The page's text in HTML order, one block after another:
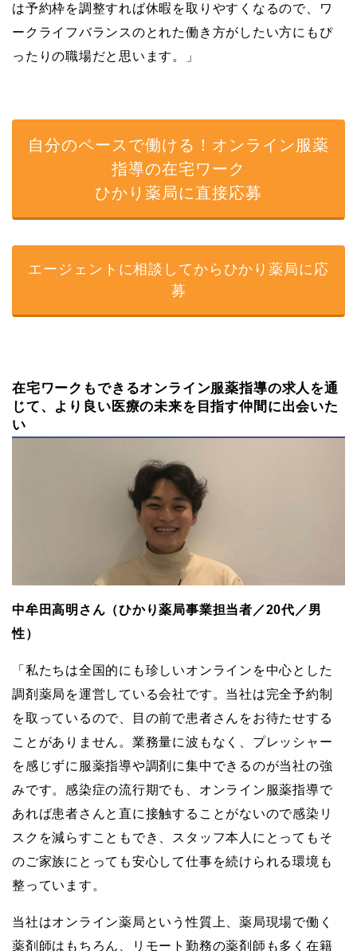
は予約枠を調整すれば休暇を取りやすくなるので、ワ
ークライフバランスのとれた働き方がしたい方にもぴ
ったりの職場だと思います。」
自分のペースで働ける！オンライン服薬
指導の在宅ワーク
ひかり薬局に直接応募
エージェントに相談してからひかり薬局に応
募
在宅ワークもできるオンライン服薬指導の求人を通
じて、より良い医療の未来を目指す仲間に出会いた
い
中牟田高明さん（ひかり薬局事業担当者／20代／男
性）
「私たちは全国的にも珍しいオンラインを中心とした
調剤薬局を運営している会社です。当社は完全予約制
を取っているので、目の前で患者さんをお待たせする
ことがありません。業務量に波もなく、プレッシャー
を感じずに服薬指導や調剤に集中できるのが当社の強
みです。感染症の流行期でも、オンライン服薬指導で
あれば患者さんと直に接触することがないので感染リ
スクを減らすこともでき、スタッフ本人にとってもそ
のご家族にとっても安心して仕事を続けられる環境も
整っています。
当社はオンライン薬局という性質上、薬局現場で働く
薬剤師はもちろん、リモート勤務の薬剤師も多く在籍